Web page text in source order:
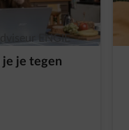
ENGIE
je je tegen